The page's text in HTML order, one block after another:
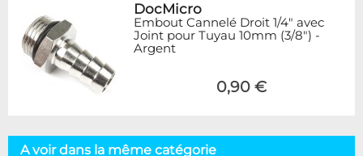
DocMicro
Embout Cannelé Droit 1/4" avec
Joint pour Tuyau 10mm (3/8") -
Argent
0,90 €
A voir dans la même catégorie